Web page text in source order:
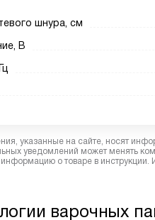
шнура, см
В
указанные на сайте, носят
уведомлений может менять
о товаре в инструкции.
варочных